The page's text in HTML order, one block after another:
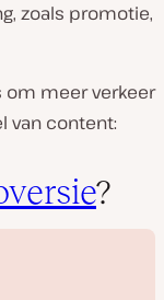
zoals promotie,
om meer verkeer
van content:
?